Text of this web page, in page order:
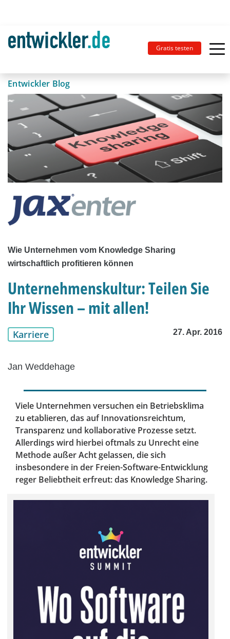
Gratis testen
Entwickler Blog
Wie Unternehmen vom Knowledge Sharing
wirtschaftlich profitieren können
Unternehmenskultur: Teilen Sie
Ihr Wissen – mit allen!
Karriere 27. Apr. 2016
Jan Weddehage
Viele Unternehmen versuchen ein Betriebsklima
zu etablieren, das auf Innovationsreichtum,
Transparenz und kollaborative Prozesse setzt.
Allerdings wird hierbei oftmals zu Unrecht eine
Methode außer Acht gelassen, die sich
insbesondere in der Freien-Software-Entwicklung
reger Beliebtheit erfreut: das Knowledge Sharing.